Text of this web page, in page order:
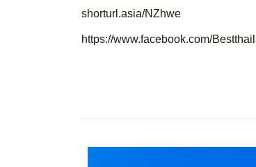
shorturl.asia/NZhwe
https://www.facebook.com/